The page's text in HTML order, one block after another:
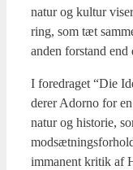
natur og kul­tur
ring, som tæt
anden for­stand
I fored­ra­get “Die
de­rer Ador­no for
natur og histo­rie,
imma­nent kri­tik af